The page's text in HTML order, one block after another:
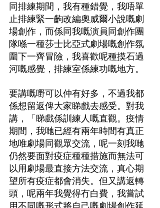
同排練期間，我有種錯覺，我唔單
止排練緊一齣改編奧威爾小說嘅劇
場創作，而係同我嘅演員同創作團
隊喺一種莎士比亞式劇場嘅創作氛
圍下一齊冒險，我喜歡呢種摸石過
河嘅感覺，排練室係練功嘅地方。
要講嘅嘢可以仲有好多，不過我都
係想留返俾大家睇戲去感受。對我
講，「睇戲係訓練人嘅直觀。疫情
期間，我哋已經有兩年時間有真正
地唯劇場同觀眾交流，呢一刻我哋
仍然要面對疫症種種措施而無法可
以用劇場最直接方法交流，真心期
望所有疫症都會消失。但又講返轉
頭，呢兩年我覺得冇白費，我嘗試